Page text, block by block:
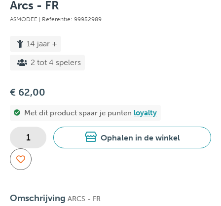
Arcs - FR
ASMODEE | Referentie: 99952989
14 jaar +
2 tot 4 spelers
€ 62,00
Met dit product spaar je punten loyalty
Ophalen in de winkel
Omschrijving ARCS - FR